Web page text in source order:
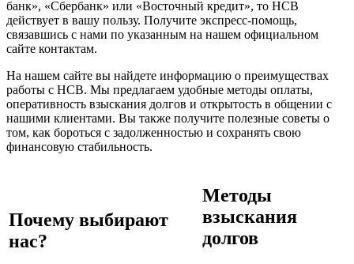
банк», «Сбербанк» или «Восточный кредит», то НСВ
действует в вашу пользу. Получите экспресс-помощь,
связавшись с нами по указанным на нашем официальном
сайте контактам.
На нашем сайте вы найдете информацию о преимуществах
работы с НСВ. Мы предлагаем удобные методы оплаты,
оперативность взыскания долгов и открытость в общении с
нашими клиентами. Вы также получите полезные советы о
том, как бороться с задолженностью и сохранять свою
финансовую стабильность.
Почему выбирают
нас?
Методы
взыскания
долгов